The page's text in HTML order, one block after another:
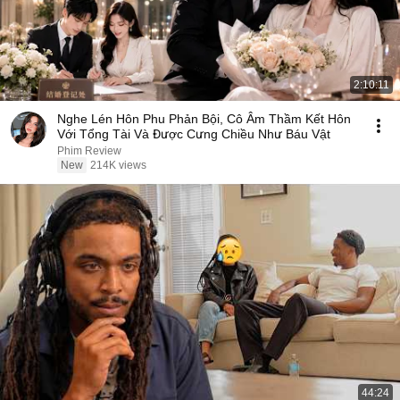
2:10:11
Nghe Lén Hôn Phu Phản Bội, Cô Âm Thầm Kết Hôn
Với Tổng Tài Và Được Cưng Chiều Như Báu Vật
Phim Review
New 214K views
44:24